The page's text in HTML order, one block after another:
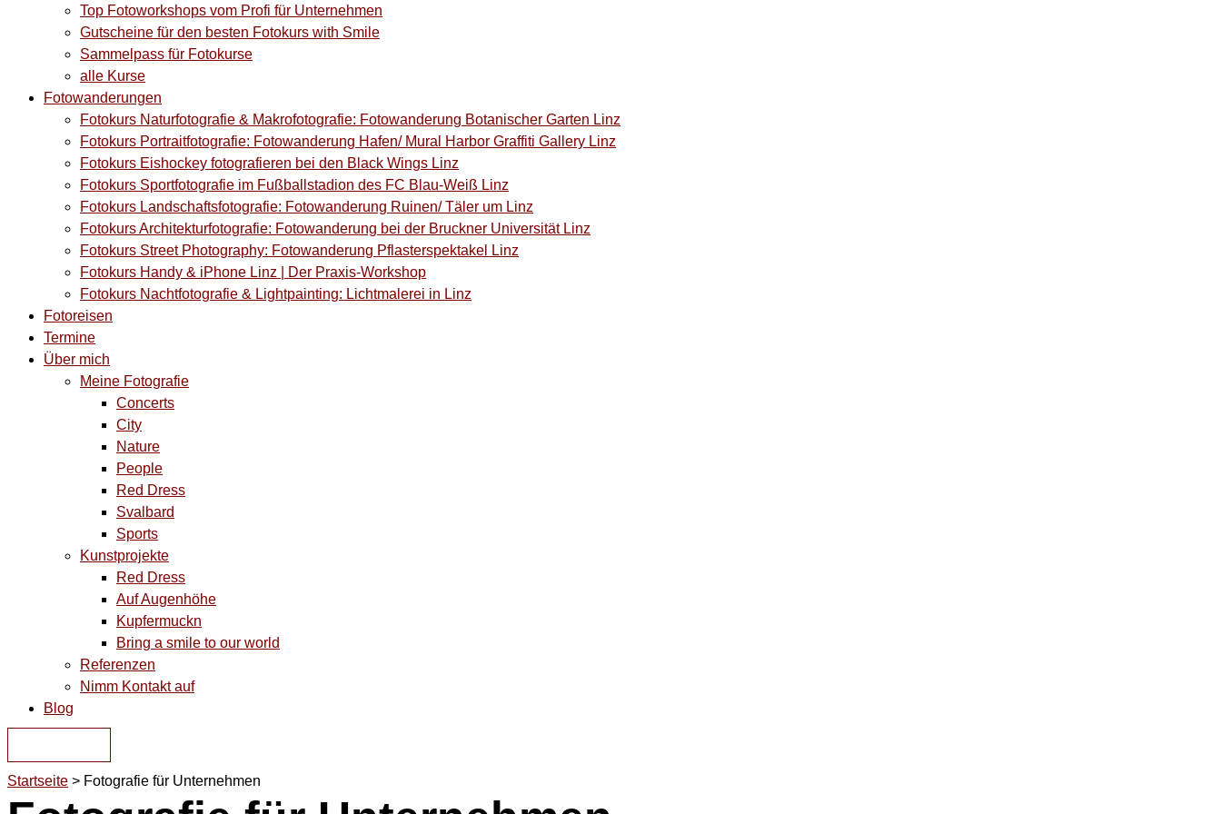
Top Fotoworkshops vom Profi für Unternehmen
Gutscheine für den besten Fotokurs with Smile
Sammelpass für Fotokurse
alle Kurse
Fotowanderungen
Fotokurs Naturfotografie & Makrofotografie: Fotowanderung Botanischer Garten Linz
Fotokurs Portraitfotografie: Fotowanderung Hafen/ Mural Harbor Graffiti Gallery Linz
Fotokurs Eishockey fotografieren bei den Black Wings Linz
Fotokurs Sportfotografie im Fußballstadion des FC Blau-Weiß Linz
Fotokurs Landschaftsfotografie: Fotowanderung Ruinen/ Täler um Linz
Fotokurs Architekturfotografie: Fotowanderung bei der Bruckner Universität Linz
Fotokurs Street Photography: Fotowanderung Pflasterspektakel Linz
Fotokurs Handy & iPhone Linz | Der Praxis-Workshop
Fotokurs Nachtfotografie & Lightpainting: Lichtmalerei in Linz
Fotoreisen
Termine
Über mich
Meine Fotografie
Concerts
City
Nature
People
Red Dress
Svalbard
Sports
Kunstprojekte
Red Dress
Auf Augenhöhe
Kupfermuckn
Bring a smile to our world
Referenzen
Nimm Kontakt auf
Blog
Startseite ˃ Fotografie für Unternehmen